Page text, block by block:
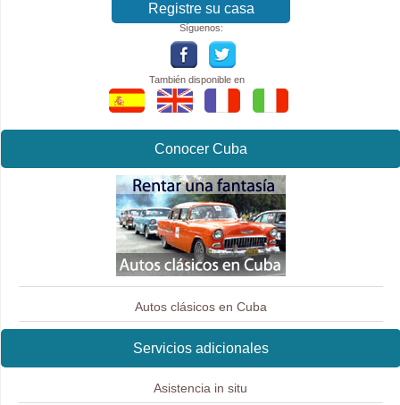
Registre su casa
Síguenos:
También disponible en
Conocer Cuba
Autos clásicos en Cuba
Servicios adicionales
Asistencia in situ